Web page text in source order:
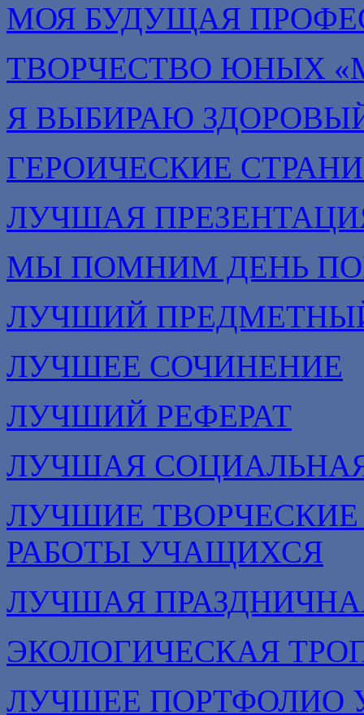
МОЯ БУДУЩАЯ
ТВОРЧЕСТВО ЮНЫХ
Я ВЫБИРАЮ
ГЕРОИЧЕСКИЕ
ЛУЧШАЯ
МЫ ПОМНИМ ДЕНЬ
ЛУЧШИЙ
ЛУЧШЕЕ СОЧИНЕНИЕ
ЛУЧШИЙ РЕФЕРАТ
ЛУЧШАЯ
ЛУЧШИЕ
РАБОТЫ УЧАЩИХСЯ
ЛУЧШАЯ
ЭКОЛОГИЧЕСКАЯ
ЛУЧШЕЕ ПОРТФОЛИО